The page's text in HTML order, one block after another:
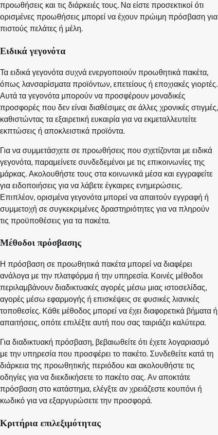
προωθήσεις και τις διάρκειές τους. Να είστε προσεκτικοί ότι
ορισμένες προωθήσεις μπορεί να έχουν πρώιμη πρόσβαση για
πιστούς πελάτες ή μέλη.
Ειδικά γεγονότα
Τα ειδικά γεγονότα συχνά ενεργοποιούν προωθητικά πακέτα,
όπως λανσαρίσματα προϊόντων, επετείους ή εποχιακές γιορτές.
Αυτά τα γεγονότα μπορούν να προσφέρουν μοναδικές
προσφορές που δεν είναι διαθέσιμες σε άλλες χρονικές στιγμές,
καθιστώντας τα εξαιρετική ευκαιρία για να εκμεταλλευτείτε
εκπτώσεις ή αποκλειστικά προϊόντα.
Για να συμμετάσχετε σε προωθήσεις που σχετίζονται με ειδικά
γεγονότα, παραμείνετε συνδεδεμένοι με τις επικοινωνίες της
μάρκας. Ακολουθήστε τους στα κοινωνικά μέσα και εγγραφείτε
για ειδοποιήσεις για να λάβετε έγκαιρες ενημερώσεις.
Επιπλέον, ορισμένα γεγονότα μπορεί να απαιτούν εγγραφή ή
συμμετοχή σε συγκεκριμένες δραστηριότητες για να πληρούν
τις προϋποθέσεις για τα πακέτα.
Μέθοδοι πρόσβασης
Η πρόσβαση σε προωθητικά πακέτα μπορεί να διαφέρει
ανάλογα με την πλατφόρμα ή την υπηρεσία. Κοινές μέθοδοι
περιλαμβάνουν διαδικτυακές αγορές μέσω μιας ιστοσελίδας,
αγορές μέσω εφαρμογής ή επισκέψεις σε φυσικές λιανικές
τοποθεσίες. Κάθε μέθοδος μπορεί να έχει διαφορετικά βήματα ή
απαιτήσεις, οπότε επιλέξτε αυτή που σας ταιριάζει καλύτερα.
Για διαδικτυακή πρόσβαση, βεβαιωθείτε ότι έχετε λογαριασμό
με την υπηρεσία που προσφέρει το πακέτο. Συνδεθείτε κατά τη
διάρκεια της προωθητικής περιόδου και ακολουθήστε τις
οδηγίες για να διεκδικήσετε το πακέτο σας. Αν αποκτάτε
πρόσβαση στο κατάστημα, ελέγξτε αν χρειάζεστε κουπόνι ή
κωδικό για να εξαργυρώσετε την προσφορά.
Κριτήρια επιλεξιμότητας